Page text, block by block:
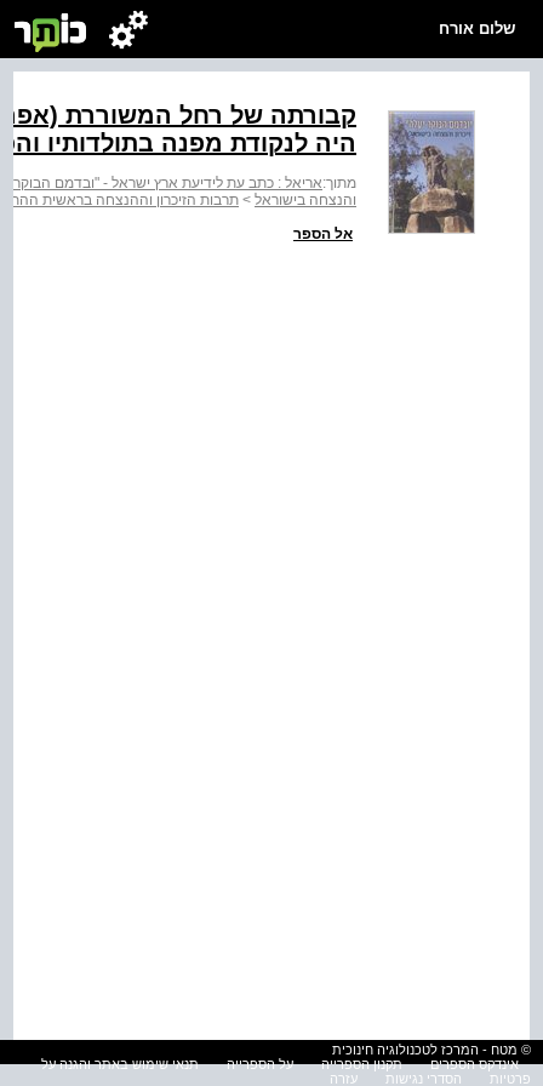
שלום אורח
היה לנקודת מפנה בתולדותיו
מתוך:אריאל : כתב עת לידיעת ארץ ישראל - "ובדמם הבוקר
והנצחה בישוראל > תרבות הזיכרון וההנצחה בראשית
אל הספר
© מטח - המרכז לטכנולוגיה חינוכית
אינדקס הספרים
תקנון הספרייה על הספרייה
תנאי שימוש באתר והגנה על
פרטיות
הסדרי נגישות עזרה